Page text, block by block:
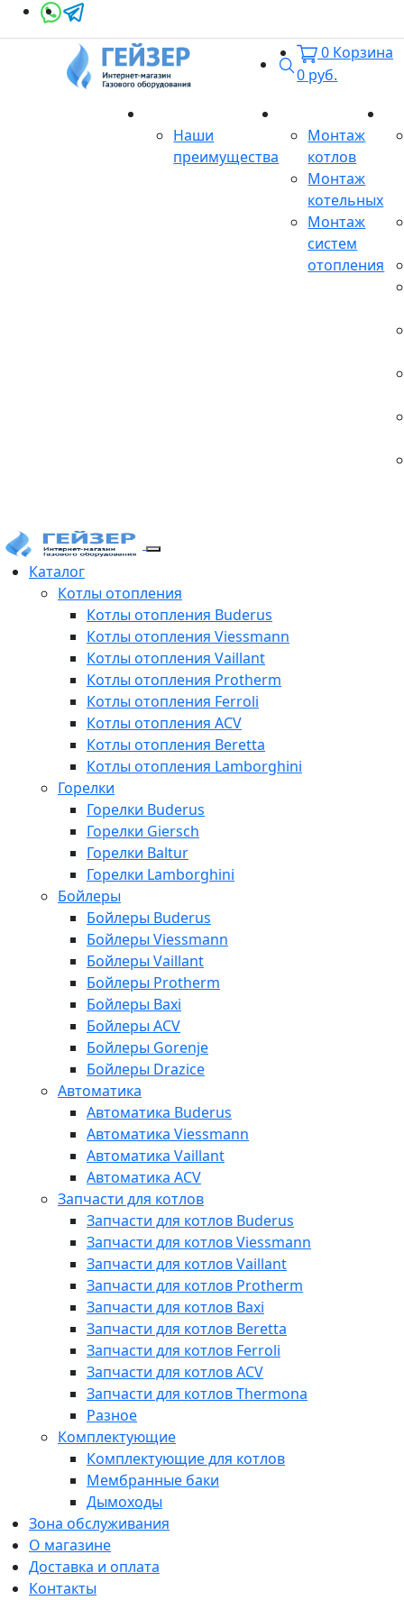
Поиск
0 Корзина
0 руб.
Наши
преимущества
Монтаж
котлов
Монтаж
котельных
Монтаж
систем
отопления
Каталог
Котлы отопления
Котлы отопления Buderus
Котлы отопления Viessmann
Котлы отопления Vaillant
Котлы отопления Protherm
Котлы отопления Ferroli
Котлы отопления ACV
Котлы отопления Beretta
Котлы отопления Lamborghini
Горелки
Горелки Buderus
Горелки Giersch
Горелки Baltur
Горелки Lamborghini
Бойлеры
Бойлеры Buderus
Бойлеры Viessmann
Бойлеры Vaillant
Бойлеры Protherm
Бойлеры Baxi
Бойлеры ACV
Бойлеры Gorenje
Бойлеры Drazice
Автоматика
Автоматика Buderus
Автоматика Viessmann
Автоматика Vaillant
Автоматика ACV
Запчасти для котлов
Запчасти для котлов Buderus
Запчасти для котлов Viessmann
Запчасти для котлов Vaillant
Запчасти для котлов Protherm
Запчасти для котлов Baxi
Запчасти для котлов Beretta
Запчасти для котлов Ferroli
Запчасти для котлов ACV
Запчасти для котлов Thermona
Разное
Комплектующие
Комплектующие для котлов
Мембранные баки
Дымоходы
Зона обслуживания
О магазине
Доставка и оплата
Контакты